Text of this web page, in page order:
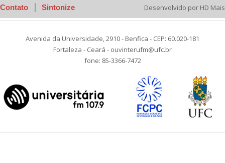
Contato Sintonize Desenvolvido por HD Mais
Avenida da Universidade, 2910 - Benfica - CEP: 60.020-181
Fortaleza - Ceará - ouvinterufm@ufc.br
fone: 85-3366-7472